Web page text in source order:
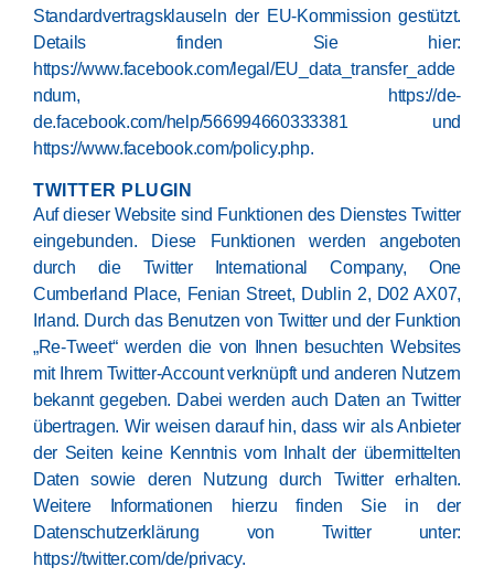
Standardvertragsklauseln der EU-Kommission gestützt.
Details finden Sie hier:
https://www.facebook.com/legal/EU_data_transfer_adde
ndum,
https://de-
de.facebook.com/help/566994660333381 und
https://www.facebook.com/policy.php.
TWITTER PLUGIN
Auf dieser Website sind Funktionen des Dienstes Twitter
eingebunden. Diese Funktionen werden angeboten
durch die Twitter International Company, One
Cumberland Place, Fenian Street, Dublin 2, D02 AX07,
Irland. Durch das Benutzen von Twitter und der Funktion
„Re-Tweet“ werden die von Ihnen besuchten Websites
mit Ihrem Twitter-Account verknüpft und anderen Nutzern
bekannt gegeben. Dabei werden auch Daten an Twitter
übertragen. Wir weisen darauf hin, dass wir als Anbieter
der Seiten keine Kenntnis vom Inhalt der übermittelten
Daten sowie deren Nutzung durch Twitter erhalten.
Weitere Informationen hierzu finden Sie in der
Datenschutzerklärung von Twitter unter:
https://twitter.com/de/privacy.